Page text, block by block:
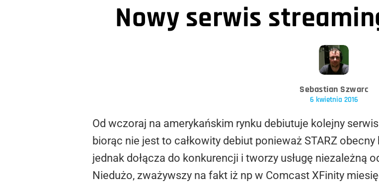
Nowy serwis
Sebastian Szwarc
6 kwietnia 2016
Od wczoraj na amerykańskim rynku debiutuje kolejny
biorąc nie jest to całkowity debiut ponieważ STARZ
jednak dołącza do konkurencji i tworzy usługę niezależną
Niedużo, zważywszy na fakt iż np w Comcast XFinity